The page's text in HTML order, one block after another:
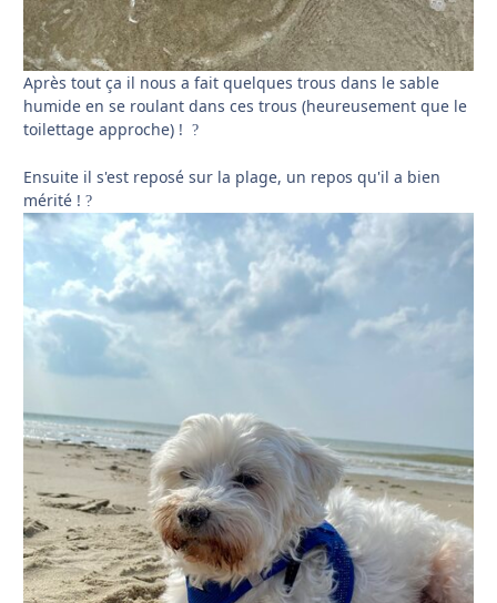
Après tout ça il nous a fait quelques trous dans le sable
humide en se roulant dans ces trous (heureusement que le
toilettage approche) ! ?
Ensuite il s'est reposé sur la plage, un repos qu'il a bien
mérité ! ?